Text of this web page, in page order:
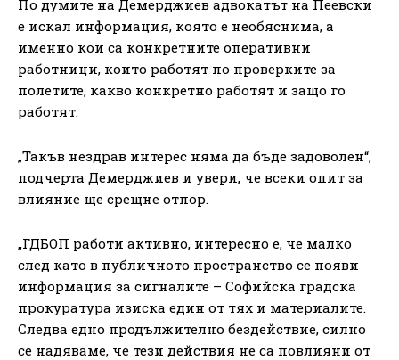
По думите на Демерджиев адвокатът на Пеевски
е искал информация, която е необяснима, а
именно кои са конкретните оперативни
работници, които работят по проверките за
полетите, какво конкретно работят и защо го
работят.
„Такъв нездрав интерес няма да бъде задоволен“,
подчерта Демерджиев и увери, че всеки опит за
влияние ще срещне отпор.
„ГДБОП работи активно, интересно е, че малко
след като в публичното пространство се появи
информация за сигналите – Софийска градска
прокуратура изиска един от тях и материалите.
Следва едно продължително бездействие, силно
се надяваме, че тези действия не са повлияни от